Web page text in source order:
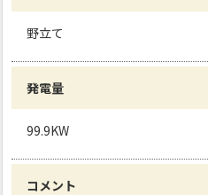
野立て
発電量
99.9KW
コメント